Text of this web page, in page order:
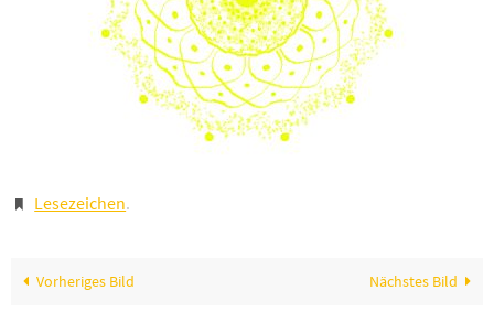
Lesezeichen.
Vorheriges Bild Nächstes Bild